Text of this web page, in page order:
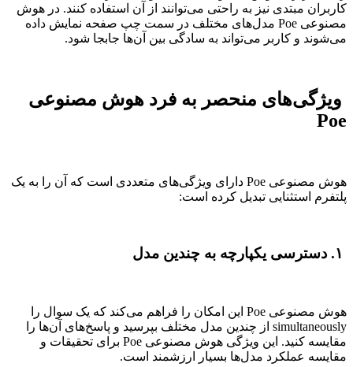
کاربران مبتدی نیز به راحتی می‌توانند از آن استفاده کنند. در هوش
مصنوعی Poe مدل‌های مختلف در سمت چپ صفحه نمایش داده
می‌شوند و کاربر می‌تواند به سادگی بین آن‌ها جابجا شود.
ویژگی‌های منحصر به فرد هوش مصنوعی
Poe
هوش مصنوعی Poe دارای ویژگی‌های متعددی است که آن را به یک
پلتفرم استثنایی تبدیل کرده است:
هوش مصنوعی Poe این امکان را فراهم می‌کند که یک سوال را
simultaneously از چندین مدل مختلف بپرسید و پاسخ‌های آن‌ها را
مقایسه کنید. این ویژگی هوش مصنوعی Poe برای تحقیقات و
مقایسه عملکرد مدل‌ها بسیار ارزشمند است.